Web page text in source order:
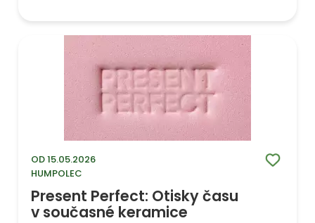
OD 15.05.2026
HUMPOLEC
Present Perfect: Otisky času
v současné keramice